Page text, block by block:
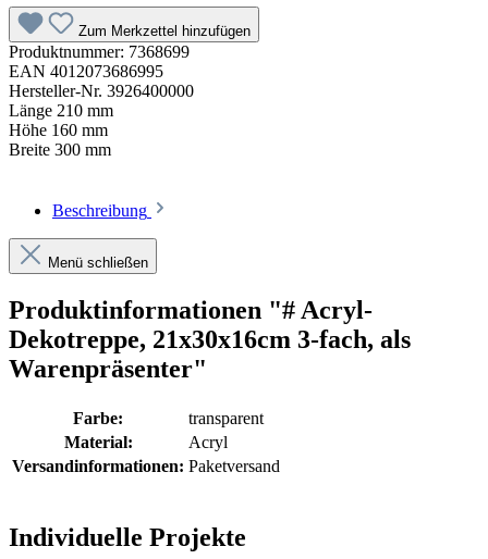
Zum Merkzettel hinzufügen
Produktnummer: 7368699
EAN 4012073686995
Hersteller-Nr. 3926400000
Länge 210 mm
Höhe 160 mm
Breite 300 mm
Beschreibung
Menü schließen
Produktinformationen "# Acryl-
Dekotreppe, 21x30x16cm 3-fach, als
Warenpräsenter"
Farbe:
transparent
Material:
Acryl
Versandinformationen: Paketversand
Individuelle Projekte